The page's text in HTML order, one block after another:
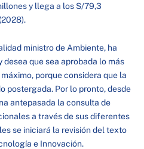
y llega a los S/79,3
ministro de Ambiente, ha
que sea aprobada lo más
porque considera que la
postergada. Por lo pronto, desde
antepasada la consulta de
a través de sus diferentes
se iniciará la revisión del texto
e Innovación.